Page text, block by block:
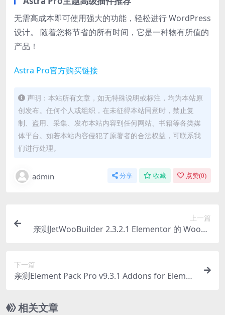
无需高成本即可使用强大的功能，轻松进行 WordPress
设计。 随着您将节省的所有时间，它是一种物有所值的
产品！
Astra Pro官方购买链接
声明：本站所有文章，如无特殊说明或标注，均为本站原
创发布。任何个人或组织，在未征得本站同意时，禁止复
制、盗用、采集、发布本站内容到任何网站、书籍等各类媒
体平台。如若本站内容侵犯了原著者的合法权益，可联系我
们进行处理。
admin 分享 收藏 点赞(0)
上一篇
亲测JetWooBuilder 2.3.2.1 Elementor 的 WooCo
下一篇
亲测Element Pack Pro v9.3.1 Addons for Elemen
相关文章